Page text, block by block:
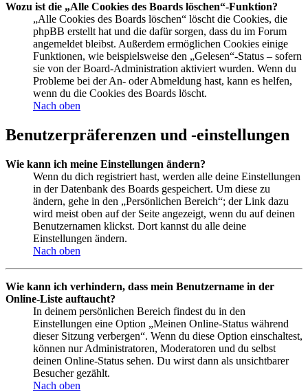
Wozu ist die „Alle Cookies des Boards löschen“-Funktion?
„Alle Cookies des Boards löschen“ löscht die Cookies, die
phpBB erstellt hat und die dafür sorgen, dass du im Forum
angemeldet bleibst. Außerdem ermöglichen Cookies einige
Funktionen, wie beispielsweise den „Gelesen“-Status – sofern
sie von der Board-Administration aktiviert wurden. Wenn du
Probleme bei der An- oder Abmeldung hast, kann es helfen,
wenn du die Cookies des Boards löscht.
Nach oben
Benutzerpräferenzen und -einstellungen
Wie kann ich meine Einstellungen ändern?
Wenn du dich registriert hast, werden alle deine Einstellungen
in der Datenbank des Boards gespeichert. Um diese zu
ändern, gehe in den „Persönlichen Bereich“; der Link dazu
wird meist oben auf der Seite angezeigt, wenn du auf deinen
Benutzernamen klickst. Dort kannst du alle deine
Einstellungen ändern.
Nach oben
Wie kann ich verhindern, dass mein Benutzername in der
Online-Liste auftaucht?
In deinem persönlichen Bereich findest du in den
Einstellungen eine Option „Meinen Online-Status während
dieser Sitzung verbergen“. Wenn du diese Option einschaltest,
können nur Administratoren, Moderatoren und du selbst
deinen Online-Status sehen. Du wirst dann als unsichtbarer
Besucher gezählt.
Nach oben